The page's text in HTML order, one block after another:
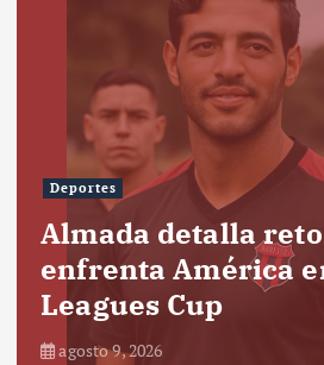
Deportes
Almada detalla
enfrenta América
Leagues Cup
agosto 9, 2026